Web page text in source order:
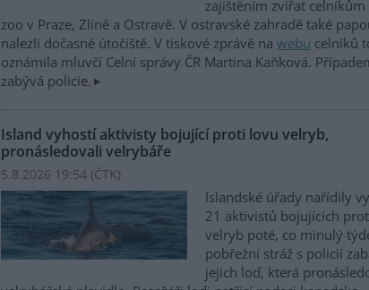
zajištěním zvířat
zoo v Praze, Zlíně a Ostravě. V ostravské zahradě také
nalezli dočasné útočiště. V tiskové zprávě na webu celníků
oznámila mluvčí Celní správy ČR Martina Kaňková.
zabývá policie.
Island vyhostí aktivisty bojující proti lovu velryb,
pronásledovali velrybáře
5.8.2026 19:54 (ČTK)
Islandské úřady nařídily
21 aktivistů bojujících
velryb poté, co minulý
pobřežní stráž s policií
jejich loď, která